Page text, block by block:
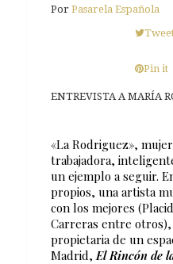
Por Pasarela Española
Pin it
ENTREVISTA A MARÍA
«La Rodriguez»,
trabajadora,
un ejemplo a seguir.
propios, una artista
con los mejores
Carreras entre
propietaria de un
Madrid, El Rincón de